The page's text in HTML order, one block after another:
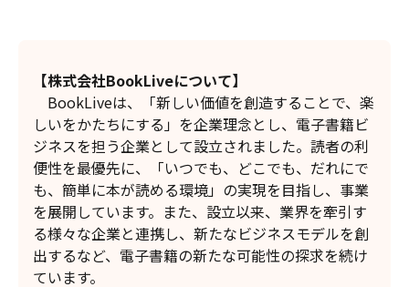
【株式会社BookLiveについて】
BookLiveは、「新しい価値を創造することで、楽
しいをかたちにする」を企業理念とし、電子書籍ビ
ジネスを担う企業として設立されました。読者の利
便性を最優先に、「いつでも、どこでも、だれにで
も、簡単に本が読める環境」の実現を目指し、事業
を展開しています。また、設立以来、業界を牽引す
る様々な企業と連携し、新たなビジネスモデルを創
出するなど、電子書籍の新たな可能性の探求を続け
ています。